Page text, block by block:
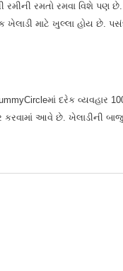
રમીની રમતો રમવા વિશે
ખેલાડી માટે ખુલ્લા હોય
દરેક
આવે છે. ખેલાડીની